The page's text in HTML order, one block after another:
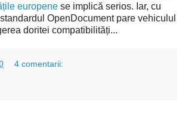
europene se implică serios. Iar, cu
OpenDocument pare vehiculul
doritei compatibilități...
4 comentarii: